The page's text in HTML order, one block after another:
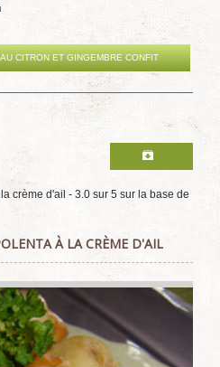
CITRON ET GINGEMBRE CONFIT
crème d'ail - 3.0 sur 5 sur la base de
À LA CRÈME D'AIL